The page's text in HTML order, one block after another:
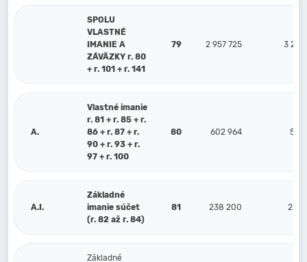
SPOLU
VLASTNÉ
IMANIE A
ZÁVÄZKY r. 80
+ r. 101 + r. 141
79 2 957 725 3 296
A.
Vlastné imanie
r. 81 + r. 85 + r.
86 + r. 87 + r.
90 + r. 93 + r.
97 + r. 100
80 602 964 588
A.I.
Základné
imanie súčet
(r. 82 až r. 84)
81 238 200 238
Základné